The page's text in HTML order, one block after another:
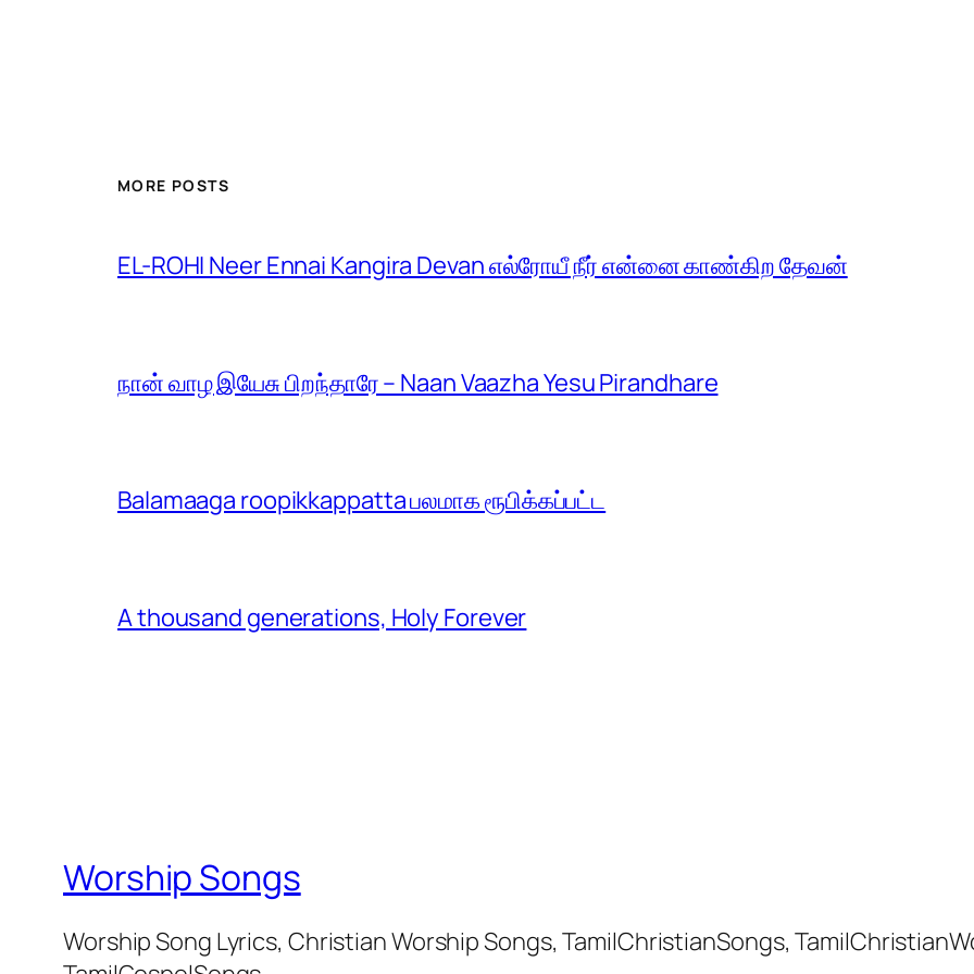
MORE POSTS
EL-ROHI Neer Ennai Kangira Devan எல்ரோயீ நீர் என்னை காண்கிற தேவன்
நான் வாழ இயேசு பிறந்தாரே – Naan Vaazha Yesu Pirandhare
Balamaaga roopikkappatta பலமாக ரூபிக்கப்பட்ட
A thousand generations, Holy Forever
Worship Songs
Worship Song Lyrics, Christian Worship Songs, TamilChristianSongs,